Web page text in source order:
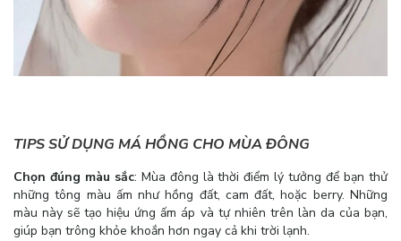
TIPS SỬ DỤNG MÁ HỒNG CHO MÙA ĐÔNG
Chọn đúng màu sắc: Mùa đông là thời điểm lý tưởng để bạn thử
những tông màu ấm như hồng đất, cam đất, hoặc berry. Những
màu này sẽ tạo hiệu ứng ấm áp và tự nhiên trên làn da của bạn,
giúp bạn trông khỏe khoắn hơn ngay cả khi trời lạnh.